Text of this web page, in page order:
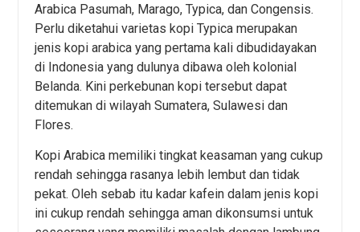
Arabica Pasumah, Marago, Typica, dan Congensis.
Perlu diketahui varietas kopi Typica merupakan
jenis kopi arabica yang pertama kali dibudidayakan
di Indonesia yang dulunya dibawa oleh kolonial
Belanda. Kini perkebunan kopi tersebut dapat
ditemukan di wilayah Sumatera, Sulawesi dan
Flores.
Kopi Arabica memiliki tingkat keasaman yang cukup
rendah sehingga rasanya lebih lembut dan tidak
pekat. Oleh sebab itu kadar kafein dalam jenis kopi
ini cukup rendah sehingga aman dikonsumsi untuk